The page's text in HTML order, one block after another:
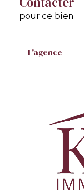
pour ce bien
L'agence